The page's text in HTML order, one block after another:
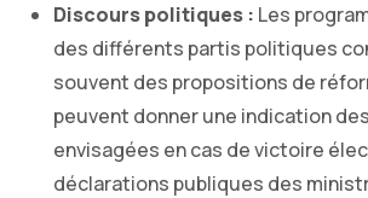
Discours politiques : Les
des différents partis politiques
souvent des propositions de
peuvent donner une indication
envisagées en cas de victoire
déclarations publiques des